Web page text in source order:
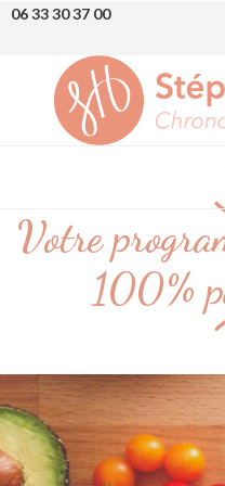
06 33 30 37 00
Votre
100%